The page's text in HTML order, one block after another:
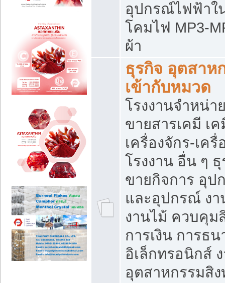
อุปกรณ์ไฟฟ้าใ
โคมไฟ MP3-
ผ้า
ธุรกิจ อุตสาห
เข้ากับหมวด
โรงงานจำหน่
ขายสารเคมี เ
เครื่องจักร-เค
โรงงาน อื่น ๆ
ขายกิจการ อุป
และอุปกรณ์ ง
งานไม้ ควบคุม
การเงิน การธ
อิเล็กทรอนิกส์
อุตสาหกรรมสิ